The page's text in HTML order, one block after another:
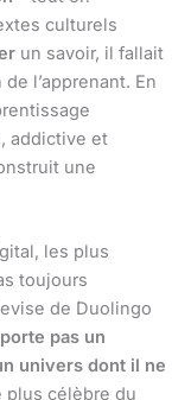
culturels
un savoir, il fallait
l’apprenant. En
addictive et
une
les plus
toujours
de Duolingo
pas un
univers dont il ne
plus célèbre du